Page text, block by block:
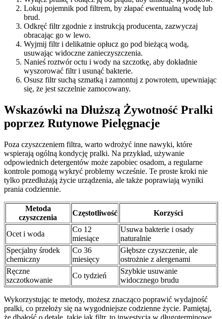
Lokuj pojemnik pod filtrem, by złapać ewentualną wodę lub
brud.
Odkręć filtr zgodnie z instrukcją producenta, zazwyczaj
obracając go w lewo.
Wyjmij filtr i delikatnie opłucz go pod bieżącą wodą,
usuwając widoczne zanieczyszczenia.
Nanieś roztwór octu i wody na szczotkę, aby dokładnie
wyszorować filtr i usunąć bakterie.
Osusz filtr suchą szmatką i zamontuj z powrotem, upewniając
się, że jest szczelnie zamocowany.
Wskazówki na Dłuższą Żywotność Pralki
poprzez Rutynowe Pielęgnacje
Poza czyszczeniem filtra, warto wdrożyć inne nawyki, które
wspierają ogólną kondycję pralki. Na przykład, używanie
odpowiednich detergentów może zapobiec osadom, a regularne
kontrole pomogą wykryć problemy wcześnie. Te proste kroki nie
tylko przedłużają życie urządzenia, ale także poprawiają wyniki
prania codziennie.
Metoda
czyszczenia
Częstotliwość Korzyści
Ocet i woda
Co 12
miesiące
Usuwa bakterie i osady
naturalnie
Specjalny środek
chemiczny
Co 36
miesięcy
Głębsze czyszczenie, ale
ostrożnie z alergenami
Ręczne
szczotkowanie
Co tydzień
Szybkie usuwanie
widocznego brudu
Wykorzystując te metody, możesz znacząco poprawić wydajność
pralki, co przełoży się na wygodniejsze codzienne życie. Pamiętaj,
że dbałość o detale, takie jak filtr, to inwestycja w długoterminowe